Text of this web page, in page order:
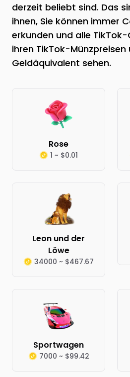
derzeit beliebt sind. Das
ihnen, Sie können immer
erkunden und alle
ihren TikTok-
Geldäquivalent sehen.
Rose
1 ~ $0.01
Leon und der
Löwe
34000 ~ $467.67
Sportwagen
7000 ~ $99.42